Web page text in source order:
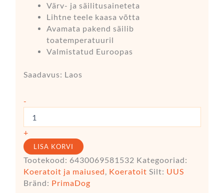
Värv- ja säilitusaineteta
Lihtne teele kaasa võtta
Avamata pakend säilib
toatemperatuuril
Valmistatud Euroopas
Saadavus: Laos
-
+
LISA KORVI
Tootekood: 6430069581532 Kategooriad:
Koeratoit ja maiused, Koeratoit Silt: UUS
Bränd: PrimaDog